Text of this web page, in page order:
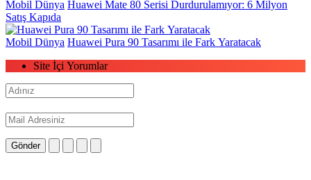
Mobil Dünya Huawei Mate 80 Serisi Durdurulamıyor: 6 Milyon
Satış Kapıda
Mobil Dünya Huawei Pura 90 Tasarımı ile Fark Yaratacak
Site İçi Yorumlar
Gönder